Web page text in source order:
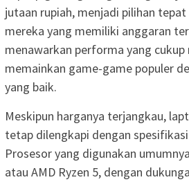
jutaan rupiah, menjadi pilihan
mereka yang memiliki anggaran
menawarkan performa yang
memainkan game-game populer
yang baik.
Meskipun harganya terjangkau,
tetap dilengkapi dengan
Prosesor yang digunakan
atau AMD Ryzen 5, dengan